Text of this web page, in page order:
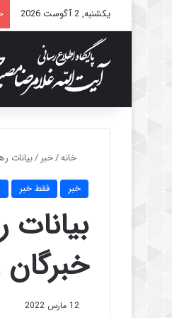
یکشنبه, 2 آگوست 2026
خانه/خبر /بیانات
خبر فقط خبر
12 مارس 2022